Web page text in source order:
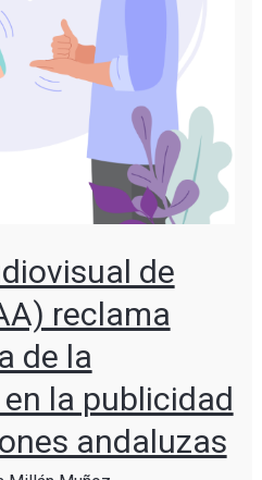
de
reclama
de la
la publicidad
andaluzas